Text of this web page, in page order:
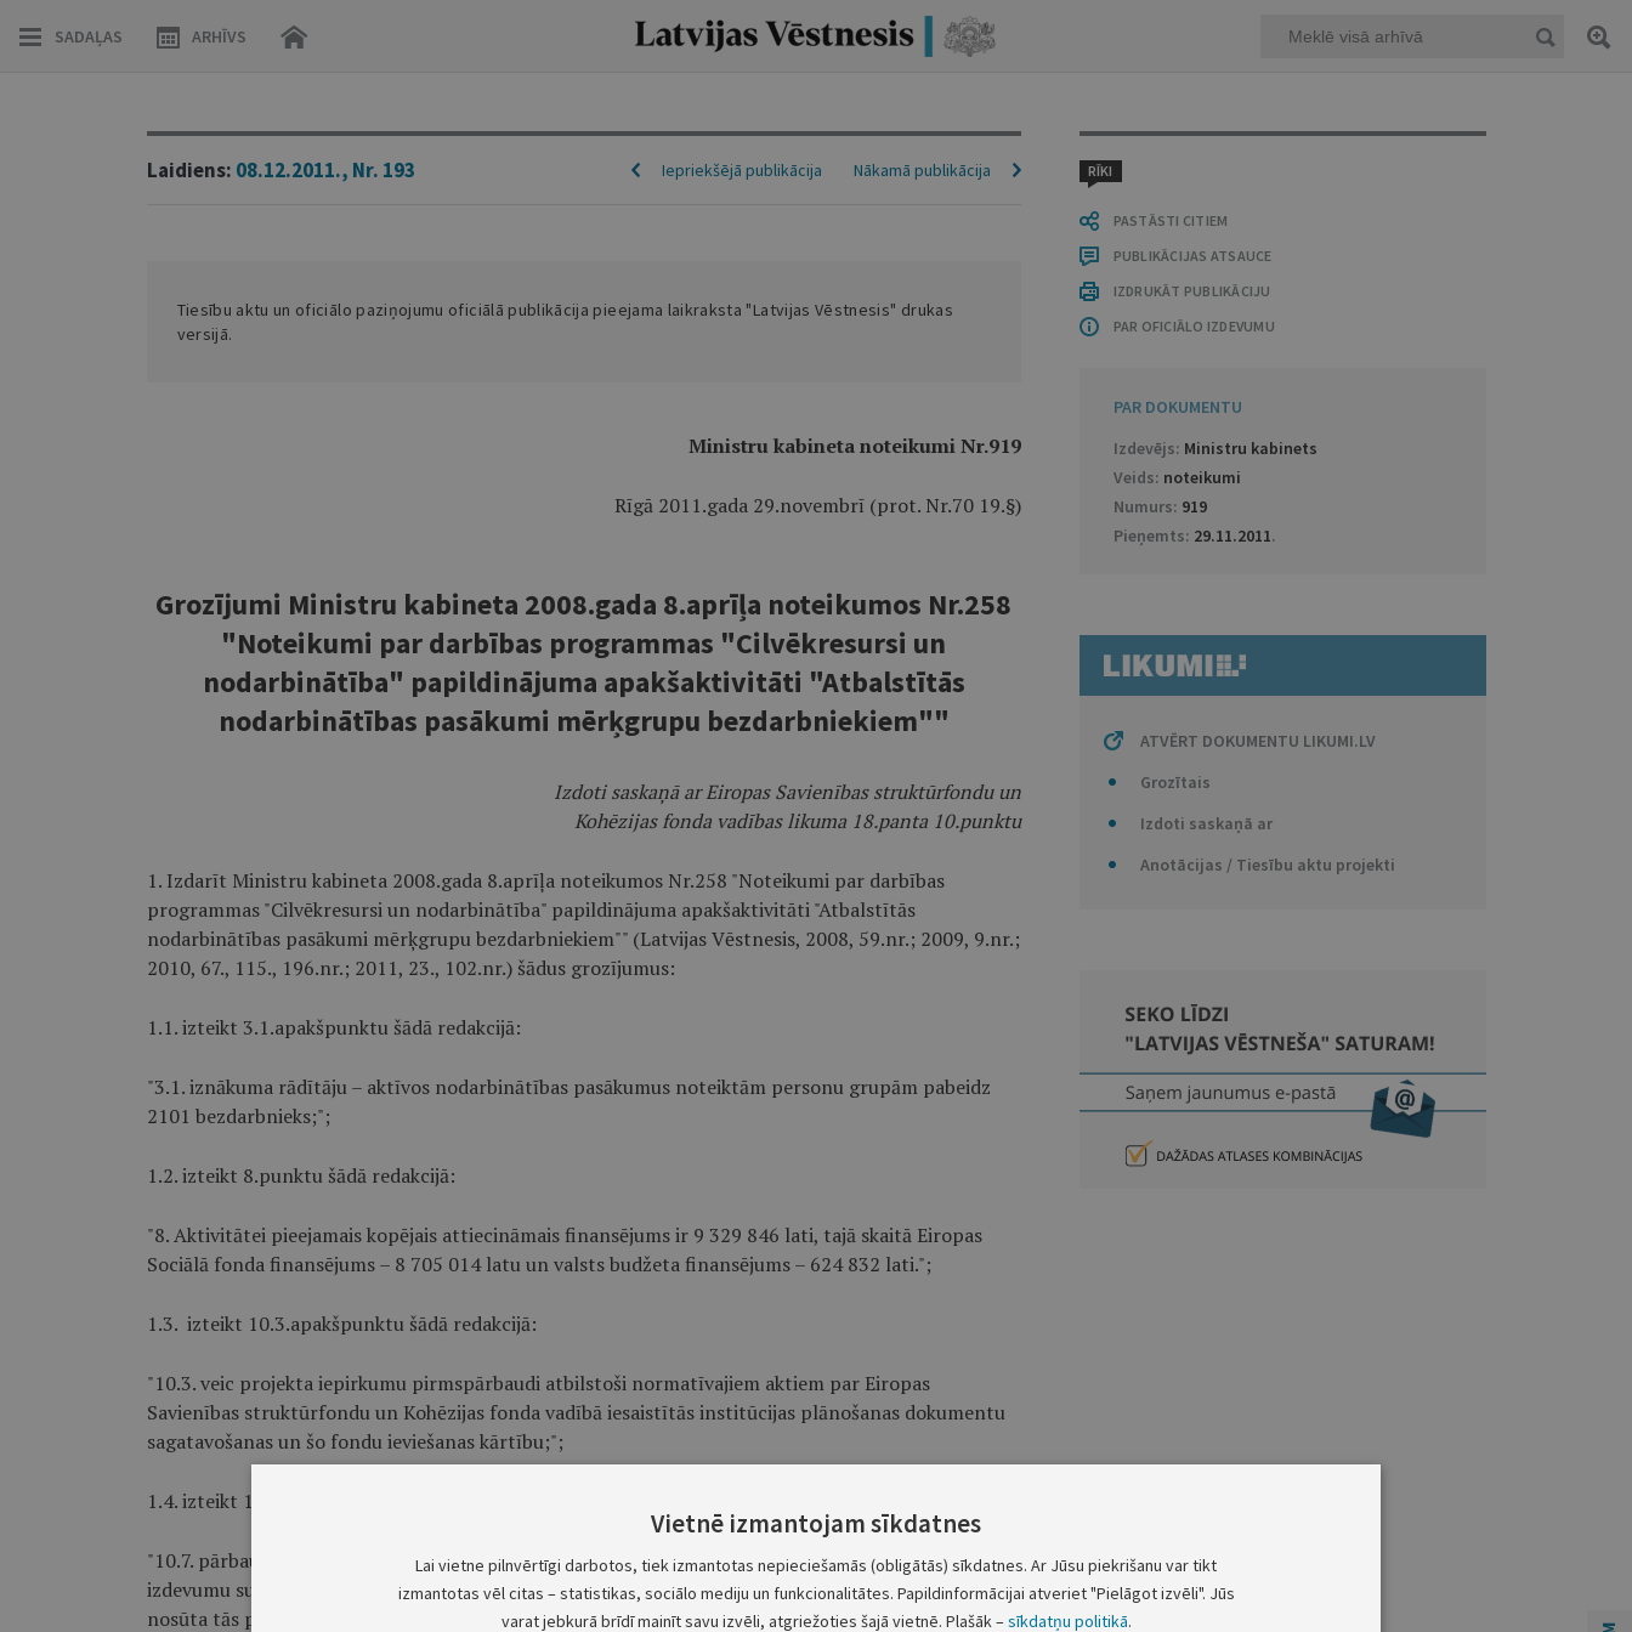
SADAĻAS ARHĪVS
RĪKI
PASTĀSTI CITIEM
PUBLIKĀCIJAS ATSAUCE
IZDRUKĀT PUBLIKĀCIJU
PAR OFICIĀLO IZDEVUMU
PAR DOKUMENTU
Izdevējs: Ministru kabinets
Veids: noteikumi
Numurs: 919
Pieņemts: 29.11.2011.
ATVĒRT DOKUMENTU LIKUMI.LV
Grozītais
Izdoti saskaņā ar
Anotācijas / Tiesību aktu projekti
Laidiens: 08.12.2011., Nr. 193 Nākamā publikācija
Iepriekšējā publikācija
Tiesību aktu un oficiālo paziņojumu oficiālā publikācija pieejama laikraksta "Latvijas Vēstnesis" drukas
versijā.
Ministru kabineta noteikumi Nr.919
Rīgā 2011.gada 29.novembrī (prot. Nr.70 19.§)
Grozījumi Ministru kabineta 2008.gada 8.aprīļa noteikumos Nr.258
"Noteikumi par darbības programmas "Cilvēkresursi un
nodarbinātība" papildinājuma apakšaktivitāti "Atbalstītās
nodarbinātības pasākumi mērķgrupu bezdarbniekiem""
Izdoti saskaņā ar Eiropas Savienības struktūrfondu un
Kohēzijas fonda vadības likuma 18.panta 10.punktu
1. Izdarīt Ministru kabineta 2008.gada 8.aprīļa noteikumos Nr.258 "Noteikumi par darbības
programmas "Cilvēkresursi un nodarbinātība" papildinājuma apakšaktivitāti "Atbalstītās
nodarbinātības pasākumi mērķgrupu bezdarbniekiem"" (Latvijas Vēstnesis, 2008, 59.nr.; 2009, 9.nr.;
2010, 67., 115., 196.nr.; 2011, 23., 102.nr.) šādus grozījumus:
1.1. izteikt 3.1.apakšpunktu šādā redakcijā:
"3.1. iznākuma rādītāju – aktīvos nodarbinātības pasākumus noteiktām personu grupām pabeidz
2101 bezdarbnieks;";
1.2. izteikt 8.punktu šādā redakcijā:
"8. Aktivitātei pieejamais kopējais attiecināmais finansējums ir 9 329 846 lati, tajā skaitā Eiropas
Sociālā fonda finansējums – 8 705 014 latu un valsts budžeta finansējums – 624 832 lati.";
1.3. izteikt 10.3.apakšpunktu šādā redakcijā:
"10.3. veic projekta iepirkumu pirmspārbaudi atbilstoši normatīvajiem aktiem par Eiropas
Savienības struktūrfondu un Kohēzijas fonda vadībā iesaistītās institūcijas plānošanas dokumentu
sagatavošanas un šo fondu ieviešanas kārtību;";
1.4. izteikt 10.7.apakšpunktu šādā redakcijā:
"10.7. pārbauda finansējuma saņēmēja iesniegtos maksājumu pieprasījumus, apstiprina attiecināmo
izdevumu summas un sagatavo maksājuma rīkojumus, kā arī sagatavo izdevumu deklarācijas un
nosūta tās pārbaudei sertifikācijas iestādei vai, ja izdevumu deklarācijas sagatavo sertifikācijas
Vietnē izmantojam sīkdatnes
Lai vietne pilnvērtīgi darbotos, tiek izmantotas nepieciešamās (obligātās) sīkdatnes. Ar Jūsu piekrišanu var tikt
izmantotas vēl citas – statistikas, sociālo mediju un funkcionalitātes. Papildinformācijai atveriet "Pielāgot izvēli". Jūs
varat jebkurā brīdī mainīt savu izvēli, atgriežoties šajā vietnē. Plašāk –sīkdatņu politikā.